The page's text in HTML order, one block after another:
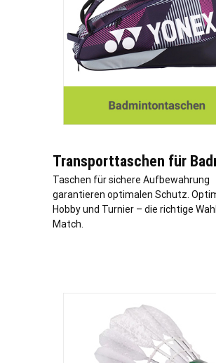
Transporttaschen für
Taschen für sichere Aufbewahrung
garantieren optimalen Schutz.
Hobby und Turnier – die richtige
Match.